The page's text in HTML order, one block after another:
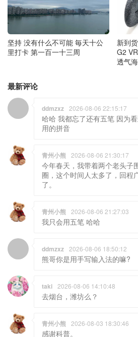
坚持 没有什么不可能 毎天十公
里打卡 第一百一十三周
新到
G2
透气
最新评论
ddmzxz 2026-08-06 22:15:17
哈哈 我都忘了还有五笔 因为
用的拼音
青州小熊 2026-08-06 21:30:17
今年春天，我带着两个老头子
圈，这个时间人太多了，回程
了。
青州小熊 2026-08-06 21:27:03
我只会用五笔 哈哈
ddmzxz 2026-08-06 18:50:12
熊哥你是用手写输入法的嘛?
taki 2026-08-06 14:10:48
去烟台，潍坊么？
青州小熊 2026-08-03 18:30:46
感谢科普。